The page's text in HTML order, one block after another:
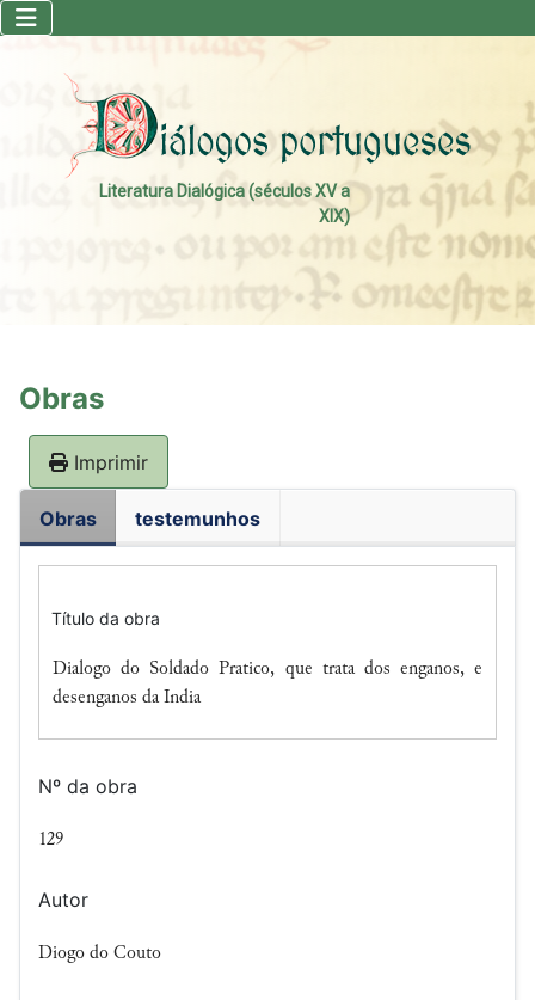
Literatura Dialógica (séculos XV a
XIX)
Obras
Imprimir
Obras testemunhos
Título da obra
Dialogo do Soldado Pratico, que trata dos enganos, e
desenganos da India
Nº da obra
129
Autor
Diogo do Couto